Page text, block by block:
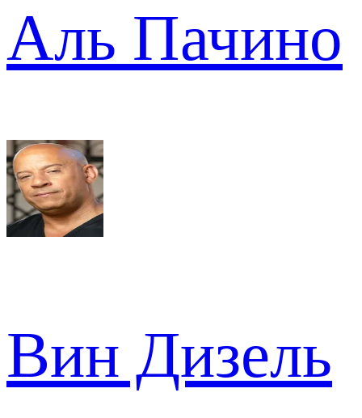
Аль Пачино
Вин Дизель